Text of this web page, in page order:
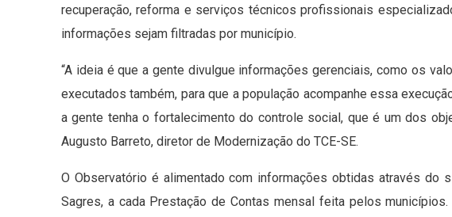
recuperação, reforma e serviços técnicos profissionais
informações sejam filtradas por município.
“A ideia é que a gente divulgue informações gerenciais, como os
executados também, para que a população acompanhe essa
a gente tenha o fortalecimento do controle social, que é um dos
Augusto Barreto, diretor de Modernização do TCE-SE.
O Observatório é alimentado com informações obtidas através do
Sagres, a cada Prestação de Contas mensal feita pelos